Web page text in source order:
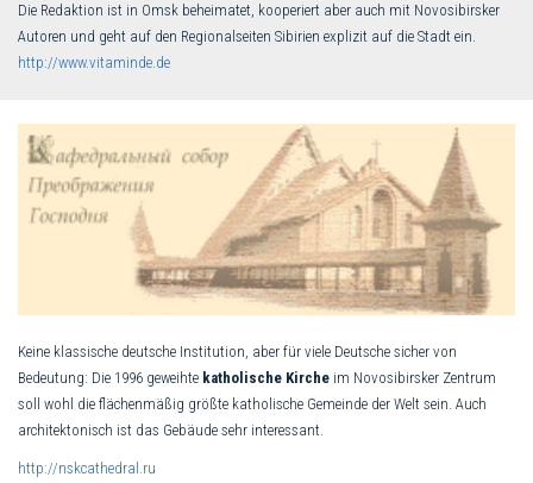
Die Redaktion ist in Omsk beheimatet, kooperiert aber auch mit Novosibirsker
Autoren und geht auf den Regionalseiten Sibirien explizit auf die Stadt ein.
http://www.vitaminde.de
Keine klassische deutsche Institution, aber für viele Deutsche sicher von
Bedeutung: Die 1996 geweihte katholische Kirche im Novosibirsker Zentrum
soll wohl die flächenmäßig größte katholische Gemeinde der Welt sein. Auch
architektonisch ist das Gebäude sehr interessant.
http://nskcathedral.ru